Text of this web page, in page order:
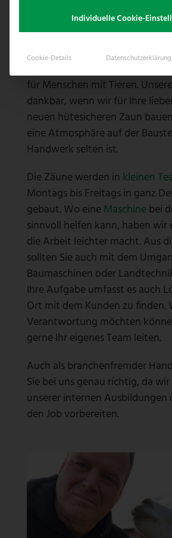
für Menschen mit Tieren. Unsere
dankbar, wenn wir für Ihre
neuen hütesicheren Zaun
eine Atmosphäre auf der
Handwerk selten ist.
Die Zäune werden in kleinen
Montags bis Freitags in ganz
gebaut. Wo eine Maschinebei
sinnvoll helfen kann, haben wir
die Arbeit leichter macht. Aus
sollten Sie auch mit dem
Baumaschinen oder
Ihre Aufgabe umfasst es auch
Ort mit dem Kunden zu finden.
Verantwortung möchten
gerne Ihr eigenes Team leiten.
Auch als branchenfremder
Sie bei uns genau richtig, da wir
unserer internen
den Job vorbereiten.
Individuelle Cookie-
Cookie-Details Datenschutzerklärung